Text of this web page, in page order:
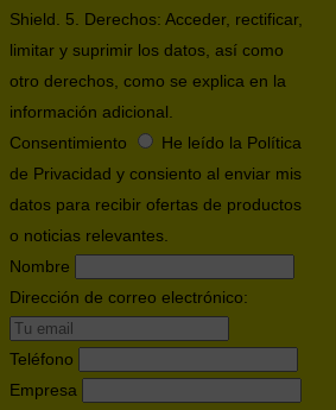
Shield. 5. Derechos: Acceder, rectificar,
limitar y suprimir los datos, así como
otro derechos, como se explica en la
información adicional.
Consentimiento
He leído la Política
de Privacidad y consiento al enviar mis
datos para recibir ofertas de productos
o noticias relevantes.
Nombre
Dirección de correo electrónico:
Teléfono
Empresa